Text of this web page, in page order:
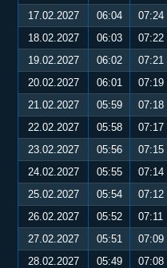
17.02.2027
06:04 07:24
18.02.2027
06:03 07:22
19.02.2027
06:02 07:21
20.02.2027
06:01 07:19
21.02.2027
05:59 07:18
22.02.2027
05:58 07:17
23.02.2027
05:56 07:15
24.02.2027
05:55 07:14
25.02.2027
05:54 07:12
26.02.2027
05:52 07:11
27.02.2027
05:51 07:09
28.02.2027
05:49 07:08